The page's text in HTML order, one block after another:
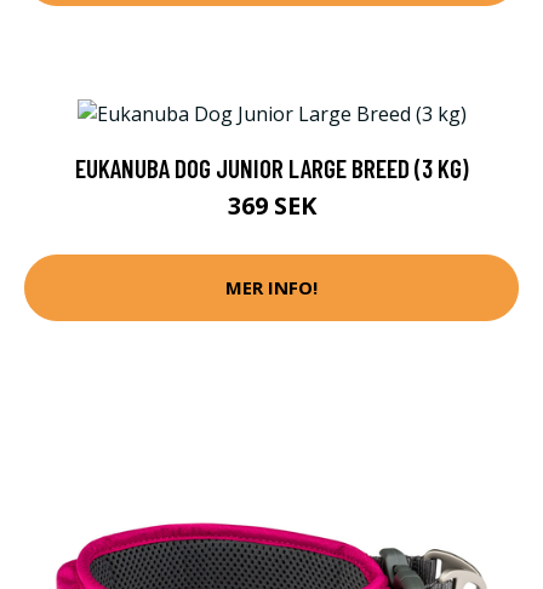
EUKANUBA DOG JUNIOR LARGE BREED (3 KG)
369 SEK
MER INFO!